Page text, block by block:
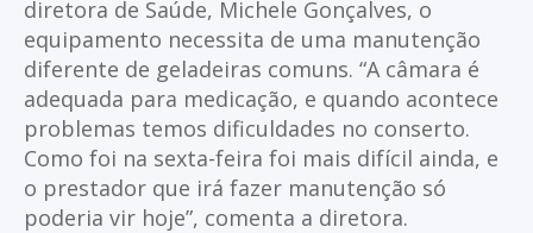
diretora de Saúde, Michele Gonçalves, o
equipamento necessita de uma manutenção
diferente de geladeiras comuns. “A câmara é
adequada para medicação, e quando acontece
problemas temos dificuldades no conserto.
Como foi na sexta-feira foi mais difícil ainda, e
o prestador que irá fazer manutenção só
poderia vir hoje”, comenta a diretora.